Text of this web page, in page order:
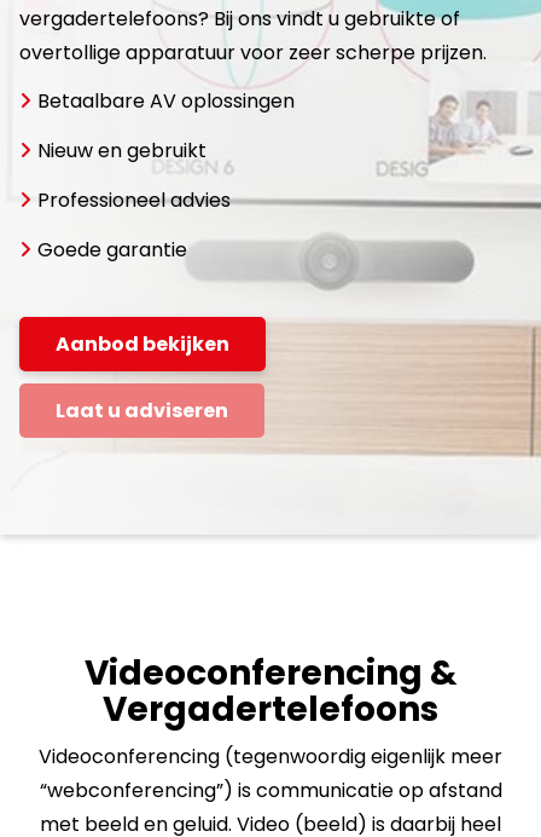
vergadertelefoons? Bij ons vindt u gebruikte of
overtollige apparatuur voor zeer scherpe prijzen.
Betaalbare AV oplossingen
Nieuw en gebruikt
Professioneel advies
Goede garantie
Aanbod bekijken
Laat u adviseren
Videoconferencing &
Vergadertelefoons
Videoconferencing (tegenwoordig eigenlijk meer
“webconferencing”) is communicatie op afstand
met beeld en geluid. Video (beeld) is daarbij heel